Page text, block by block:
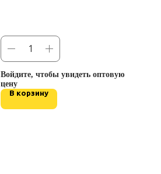
Войдите, чтобы увидеть оптовую
цену
В корзину